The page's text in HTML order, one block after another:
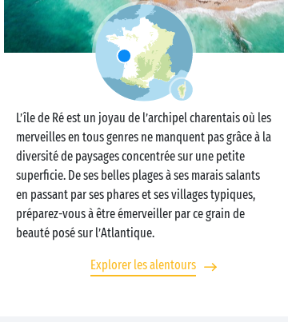
L’île de Ré est un joyau de l’archipel charentais où les
merveilles en tous genres ne manquent pas grâce à la
diversité de paysages concentrée sur une petite
superficie. De ses belles plages à ses marais salants
en passant par ses phares et ses villages typiques,
préparez-vous à être émerveiller par ce grain de
beauté posé sur l’Atlantique.
Explorer les alentours